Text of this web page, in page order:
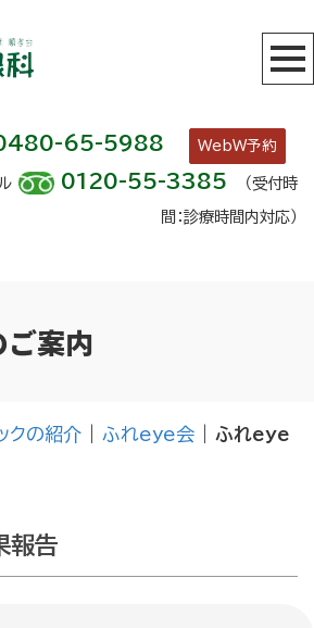
65-5988 WebW予約
0120-55-3385 （受付時
間：診療時間内対応）
案内
クの紹介 ふれeye会
ふれeye
報告